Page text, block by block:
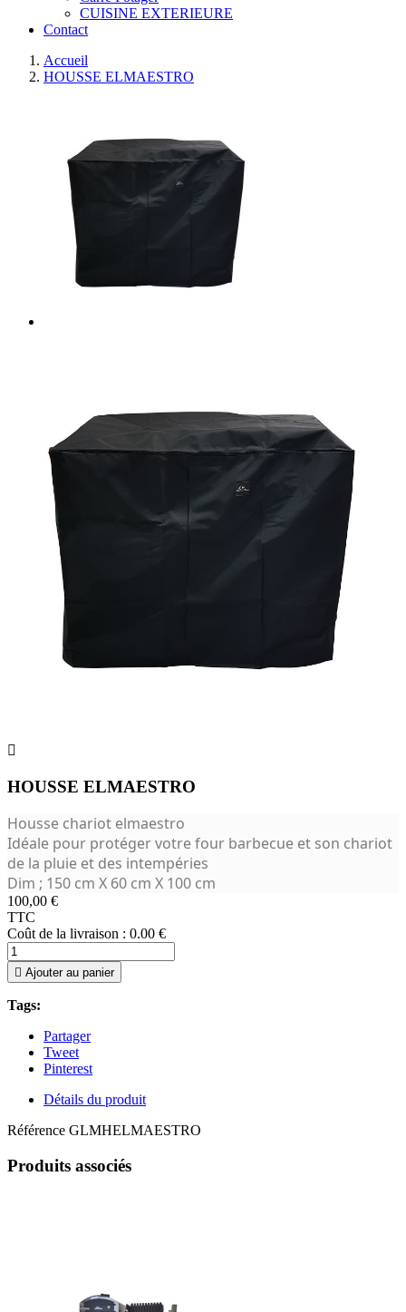
CUISINE EXTERIEURE
Contact
Accueil
HOUSSE ELMAESTRO

HOUSSE ELMAESTRO
Housse chariot elmaestro
Idéale pour protéger votre four barbecue et son chariot
de la pluie et des intempéries
Dim ; 150 cm X 60 cm X 100 cm
100,00 €
TTC
Coût de la livraison : 0.00 €
 Ajouter au panier
Tags:
Partager
Tweet
Pinterest
Détails du produit
Référence GLMHELMAESTRO
Produits associés